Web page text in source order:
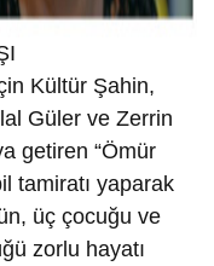
Kültür Şahin,
Güler ve Zerrin
getiren “Ömür
tamiratı yaparak
üç çocuğu ve
zorlu hayatı